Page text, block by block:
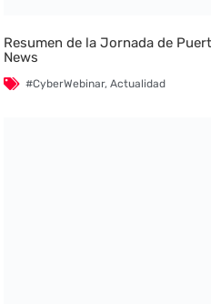
Resumen de la Jornada de
News
#CyberWebinar,Actualidad